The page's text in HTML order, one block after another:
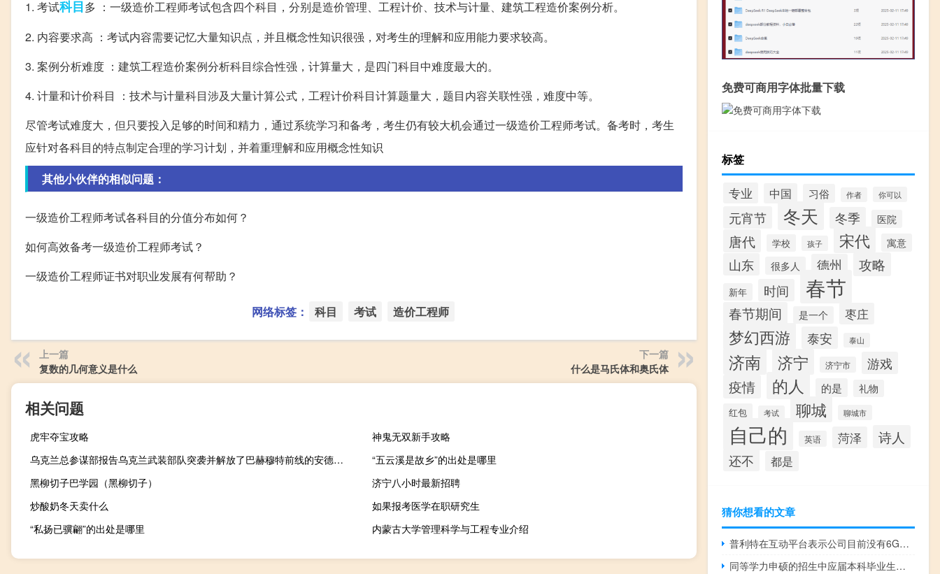
1. 考试科目多 ：一级造价工程师考试包含四个科目，分别是造价管理、工程计价、技术与计量、建筑工程造价案例分析。
2. 内容要求高 ：考试内容需要记忆大量知识点，并且概念性知识很强，对考生的理解和应用能力要求较高。
3. 案例分析难度 ：建筑工程造价案例分析科目综合性强，计算量大，是四门科目中难度最大的。
4. 计量和计价科目 ：技术与计量科目涉及大量计算公式，工程计价科目计算题量大，题目内容关联性强，难度中等。
尽管考试难度大，但只要投入足够的时间和精力，通过系统学习和备考，考生仍有较大机会通过一级造价工程师考试。备考时，考生
应针对各科目的特点制定合理的学习计划，并着重理解和应用概念性知识
其他小伙伴的相似问题：
一级造价工程师考试各科目的分值分布如何？
如何高效备考一级造价工程师考试？
一级造价工程师证书对职业发展有何帮助？
网络标签： 科目 考试 造价工程师
上一篇
复数的几何意义是什么
下一篇
什么是马氏体和奥氏体
相关问题
虎牢夺宝攻略
神鬼无双新手攻略
乌克兰总参谋部报告乌克兰武装部队突袭并解放了巴赫穆特前线的安德里夫卡（Andriivka）并在顿涅茨克州的克里什奇夫卡（Klishchiivka）附近取得了部分成功
“五云溪是故乡”的出处是哪里
黑柳切子巴学园（黑柳切子）
济宁八小时最新招聘
炒酸奶冬天卖什么
如果报考医学在职研究生
“私扬已骥翩”的出处是哪里
内蒙古大学管理科学与工程专业介绍
免费可商用字体批量下载
标签
专业 中国 习俗 作者 你可以
元宵节 冬天 冬季 医院
唐代 学校 孩子 宋代 寓意
山东 很多人 德州 攻略
新年 时间 春节
春节期间 是一个 枣庄
梦幻西游 泰安 泰山
济南 济宁 济宁市 游戏
疫情 的人 的是
礼物
红包
考试 聊城 聊城市
自己的 英语 菏泽 诗人
还不 都是
猜你想看的文章
普利特在互动平台表示公司目前没有6G卫星通信及卫星互联网技术储备
同等学力申硕的招生中应届本科毕业生拥有报名资格吗